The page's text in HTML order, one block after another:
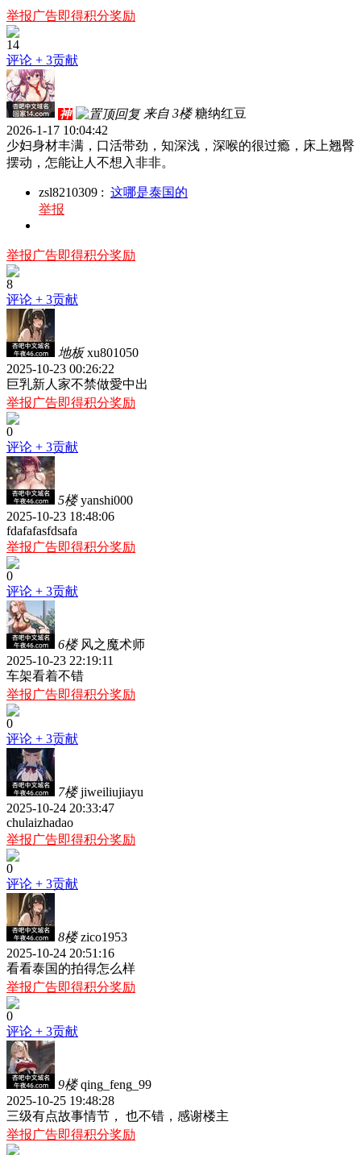
举报广告即得积分奖励
14
评论 + 3贡献
神 来自 3楼 糖纳红豆
2026-1-17 10:04:42
少妇身材丰满，口活带劲，知深浅，深喉的很过瘾，床上翘臀
摆动，怎能让人不想入非非。
zsl8210309 : 这哪是泰国的
举报
举报广告即得积分奖励
8
评论 + 3贡献
地板 xu801050
2025-10-23 00:26:22
巨乳新人家不禁做愛中出
举报广告即得积分奖励
0
评论 + 3贡献
5楼 yanshi000
2025-10-23 18:48:06
fdafafasfdsafa
举报广告即得积分奖励
0
评论 + 3贡献
6楼 风之魔术师
2025-10-23 22:19:11
车架看着不错
举报广告即得积分奖励
0
评论 + 3贡献
7楼 jiweiliujiayu
2025-10-24 20:33:47
chulaizhadao
举报广告即得积分奖励
0
评论 + 3贡献
8楼 zico1953
2025-10-24 20:51:16
看看泰国的拍得怎么样
举报广告即得积分奖励
0
评论 + 3贡献
9楼 qing_feng_99
2025-10-25 19:48:28
三级有点故事情节， 也不错，感谢楼主
举报广告即得积分奖励